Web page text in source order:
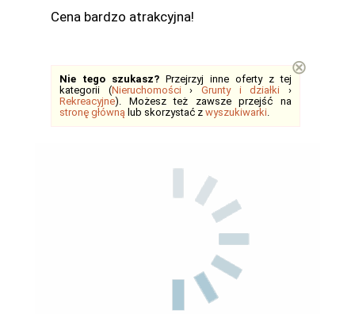
Cena bardzo atrakcyjna!
Nie tego szukasz? Przejrzyj inne oferty z tej
kategorii (Nieruchomości›Grunty i działki ›
Rekreacyjne). Możesz też zawsze przejść na
stronę główną lub skorzystać z wyszukiwarki.
⊗